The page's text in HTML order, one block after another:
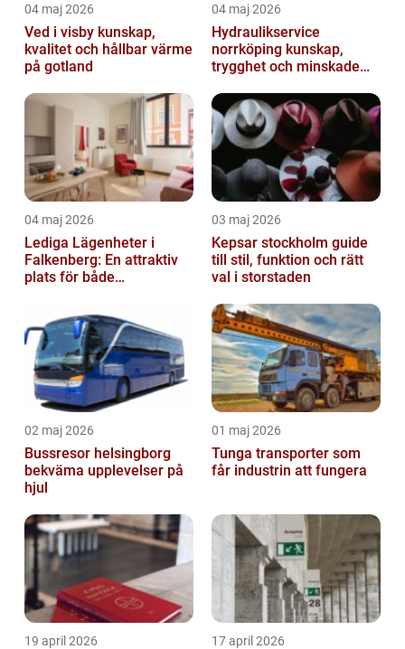
04 maj 2026
Ved i visby kunskap,
kvalitet och hållbar värme
på gotland
04 maj 2026
Hydraulikservice
norrköping kunskap,
trygghet och minskade
04 maj 2026
Lediga Lägenheter i
Falkenberg: En attraktiv
plats för både
semesterfirare
03 maj 2026
Kepsar stockholm guide
till stil, funktion och rätt
val i storstaden
02 maj 2026
Bussresor helsingborg
bekväma upplevelser på
hjul
01 maj 2026
Tunga transporter som
får industrin att fungera
19 april 2026 17 april 2026